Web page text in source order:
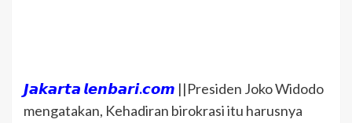
𝙅𝙖𝙠𝙖𝙧𝙩𝙖 𝙡𝙚𝙣𝙗𝙖𝙧𝙞.𝙘𝙤𝙢 ||Presiden Joko Widodo
mengatakan, Kehadiran birokrasi itu harusnya